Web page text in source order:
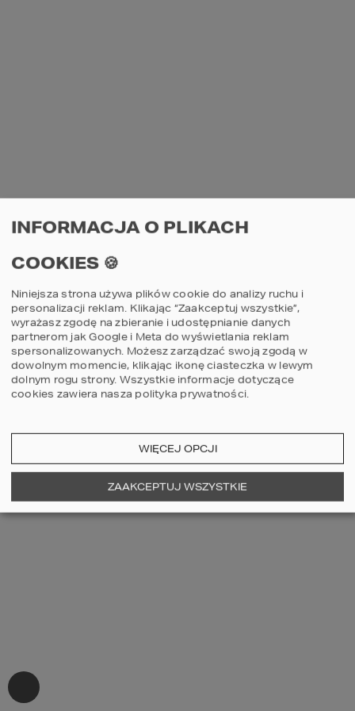
INFORMACJA O PLIKACH
COOKIES 🍪
Niniejsza strona używa plików cookie do analizy ruchu i
personalizacji reklam. Klikając “Zaakceptuj wszystkie”,
wyrażasz zgodę na zbieranie i udostępnianie danych
partnerom jak Google i Meta do wyświetlania reklam
spersonalizowanych. Możesz zarządzać swoją zgodą w
dowolnym momencie, klikając ikonę ciasteczka w lewym
dolnym rogu strony. Wszystkie informacje dotyczące
cookies zawiera nasza polityka prywatności.
WIĘCEJ OPCJI
ZAAKCEPTUJ WSZYSTKIE